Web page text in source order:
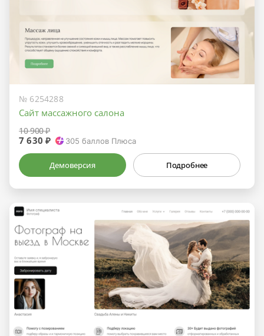
№ 6254288
Сайт массажного салона
10 900 ₽
7 630 ₽ 305 баллов Плюса
Демоверсия Подробнее